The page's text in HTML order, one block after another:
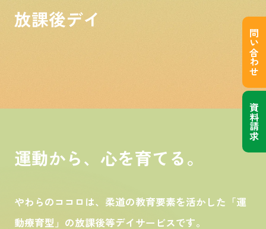
放課後デイ
運動から、心を育てる。
やわらのココロは、柔道の教育要素を活かした「運
動療育型」の放課後等デイサービスです。
問い合わせ
資料請求